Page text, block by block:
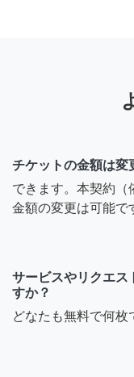
チケットの金額は変
できます。本契約（
金額の変更は可能で
サービスやリクエス
すか？
どなたも無料で何枚